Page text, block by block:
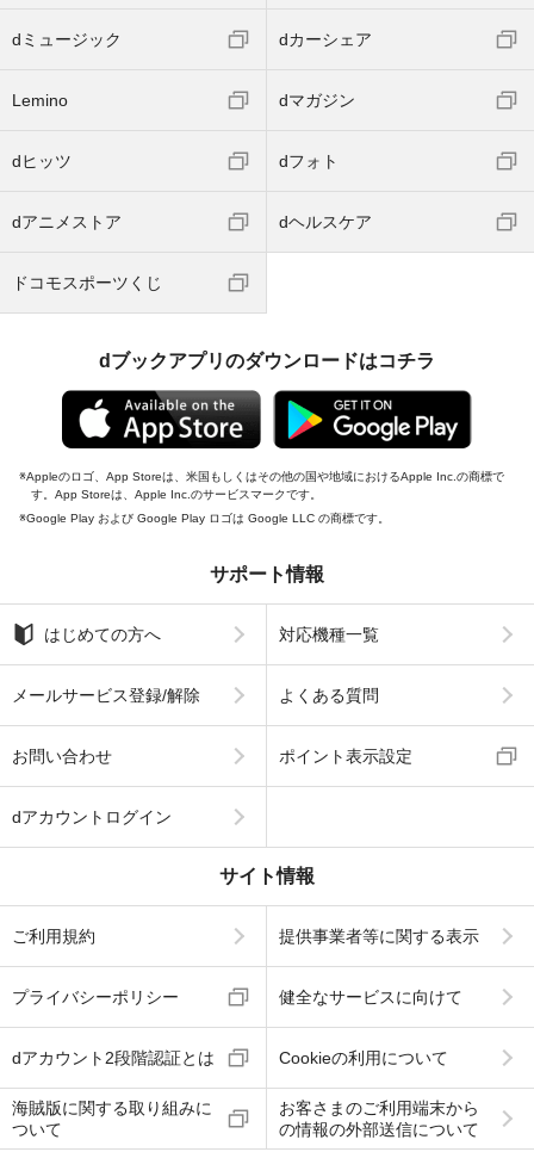
dミュージック dカーシェア
Lemino dマガジン
dヒッツ dフォト
dアニメストア dヘルスケア
ドコモスポーツくじ
dブックアプリのダウンロードはコチラ
Appleのロゴ、App Storeは、米国もしくはその他の国や地域におけるApple Inc.の商標で
す。App Storeは、Apple Inc.のサービスマークです。
Google Play および Google Play ロゴは Google LLC の商標です。
サポート情報
はじめての方へ 対応機種一覧
メールサービス登録/解除 よくある質問
お問い合わせ ポイント表示設定
dアカウントログイン
サイト情報
ご利用規約 提供事業者等に関する表示
プライバシーポリシー 健全なサービスに向けて
dアカウント2段階認証とは Cookieの利用について
海賊版に関する取り組みに
ついて
お客さまのご利用端末から
の情報の外部送信について